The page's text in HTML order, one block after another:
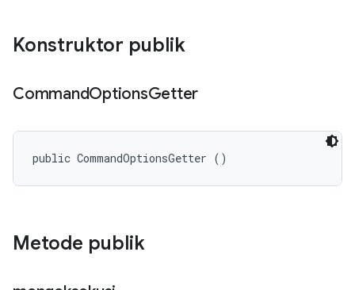
Konstruktor publik
CommandOptionsGetter
public CommandOptionsGetter ()
Metode publik